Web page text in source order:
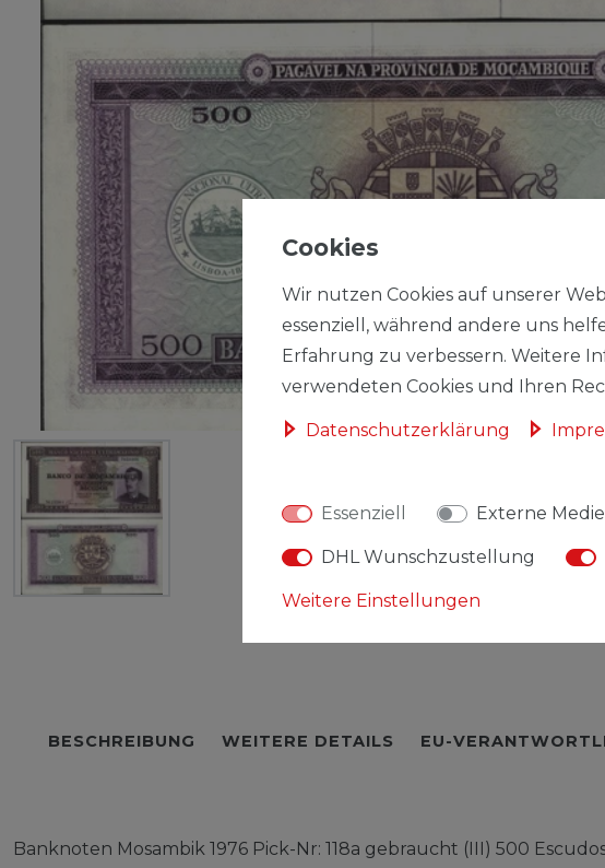
BESCHREIBUNG WEITERE DETAILS EU-
Banknoten Mosambik 1976 Pick-Nr: 118a gebraucht (III) 500
Cookies
Wir nutzen Cookies auf unserer
essenziell, während andere uns
Erfahrung zu verbessern. Weitere
verwendeten Cookies und Ihren
Daten­schutz­erklärung
Essenziell Externe
DHL Wunschzustellung
Weitere Einstellungen